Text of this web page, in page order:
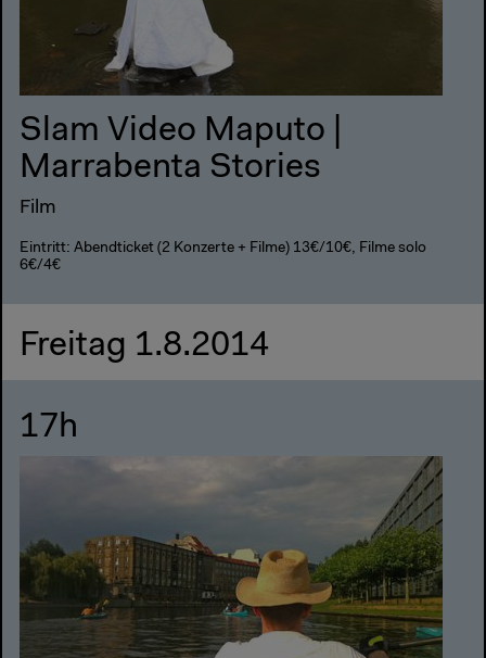
Slam Video Maputo |
Marrabenta Stories
Film
Eintritt: Abendticket (2 Konzerte + Filme) 13€/10€, Filme solo
6€/4€
Freitag 1.8.2014
17h